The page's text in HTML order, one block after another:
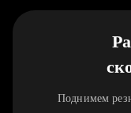
Поднимем